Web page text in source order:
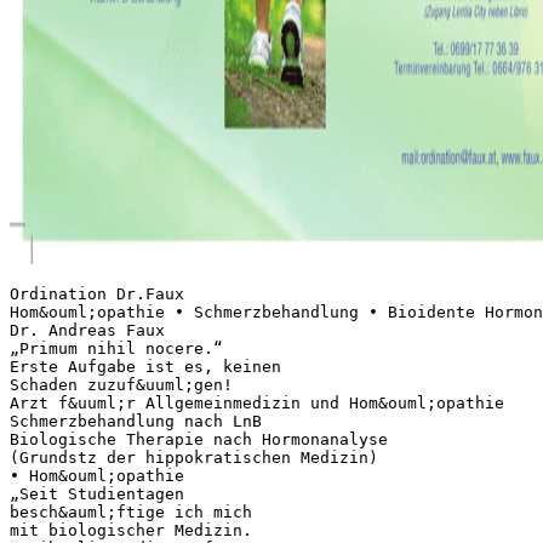
Ordination Dr.Faux
Hom&ouml;opathie • Schmerzbehandlung • Bioidente
Dr. Andreas Faux
„Primum nihil nocere.“
Erste Aufgabe ist es, keinen
Schaden zuzuf&uuml;gen!
Arzt f&uuml;r Allgemeinmedizin und Hom&ouml;opathie
Schmerzbehandlung nach LnB
Biologische Therapie nach Hormonanalyse
(Grundstz der hippokratischen Medizin)
• Hom&ouml;opathie
„Seit Studientagen
besch&auml;ftige ich mich
mit biologischer Medizin.